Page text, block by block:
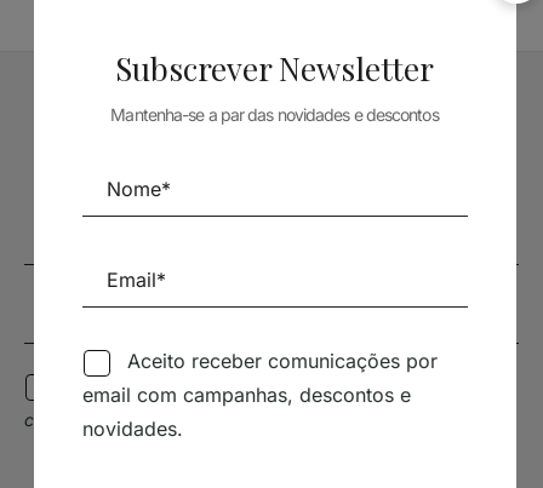
Subscrever Newsletter
Aceito receber comunicações por email com
campanhas, descontos e novidades.
Subscrever Newsletter
Mantenha-se a par das novidades e descontos
Aceito receber comunicações por
email com campanhas, descontos e
novidades.